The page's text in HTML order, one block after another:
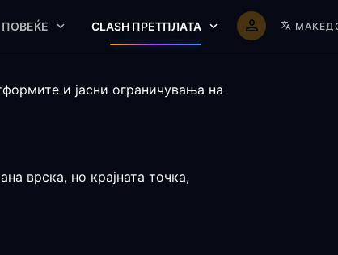
ПОВЕЌЕ CLASH ПРЕТПЛАТА
и јасни ограничувања на
врска, но крајната точка,